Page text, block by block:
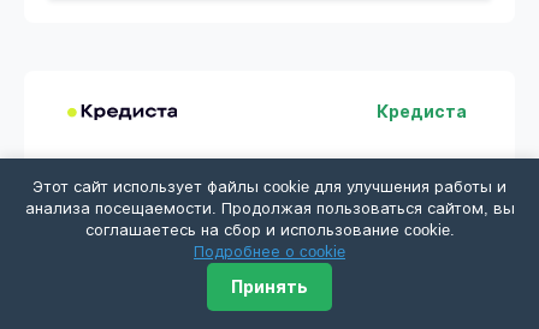
Кредиста
Сумма 1000 - 3000 ₽
Срок 1 - 30 дней
Этот сайт использует файлы cookie для улучшения работы и
анализа посещаемости. Продолжая пользоваться сайтом, вы
соглашаетесь на сбор и использование cookie.
Подробнее о cookie
Принять